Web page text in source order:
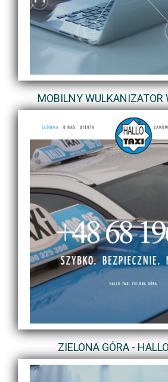
MOBILNY WULKANIZATOR
ZIELONA GÓRA -